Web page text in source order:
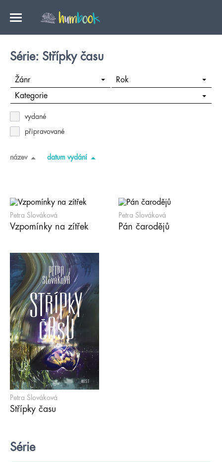
Série: Střípky času
Žánr Rok
Kategorie
vydané
připravované
název datum vydání
Petra Slováková
Vzpomínky na zítřek
Petra Slováková
Pán čarodějů
Petra Slováková
Střípky času
Série